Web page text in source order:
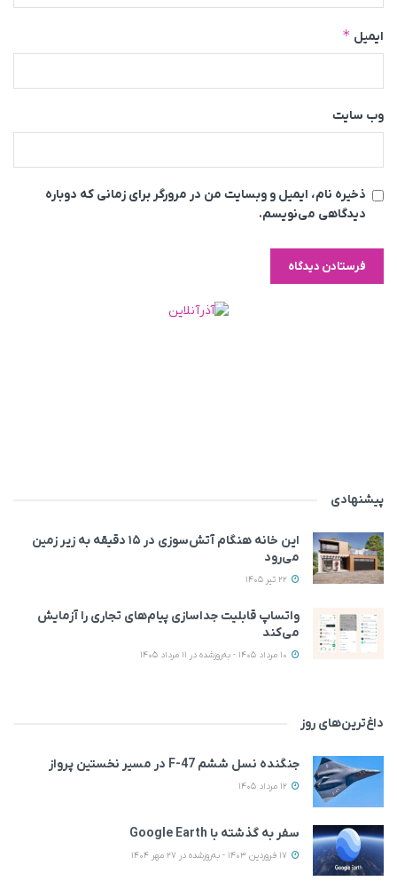
ایمیل *
وب‌ سایت
ذخیره نام، ایمیل و وبسایت من در مرورگر برای زمانی که دوباره
دیدگاهی می‌نویسم.
پیشنهادی
این خانه‌ هنگام آتش‌سوزی در ۱۵ دقیقه به زیر زمین
می‌رود
واتساپ قابلیت جداسازی پیام‌های تجاری را آزمایش
می‌کند
داغ‌ترین‌های روز
جنگنده نسل ششم F-47 در مسیر نخستین پرواز
سفر به گذشته با Google Earth